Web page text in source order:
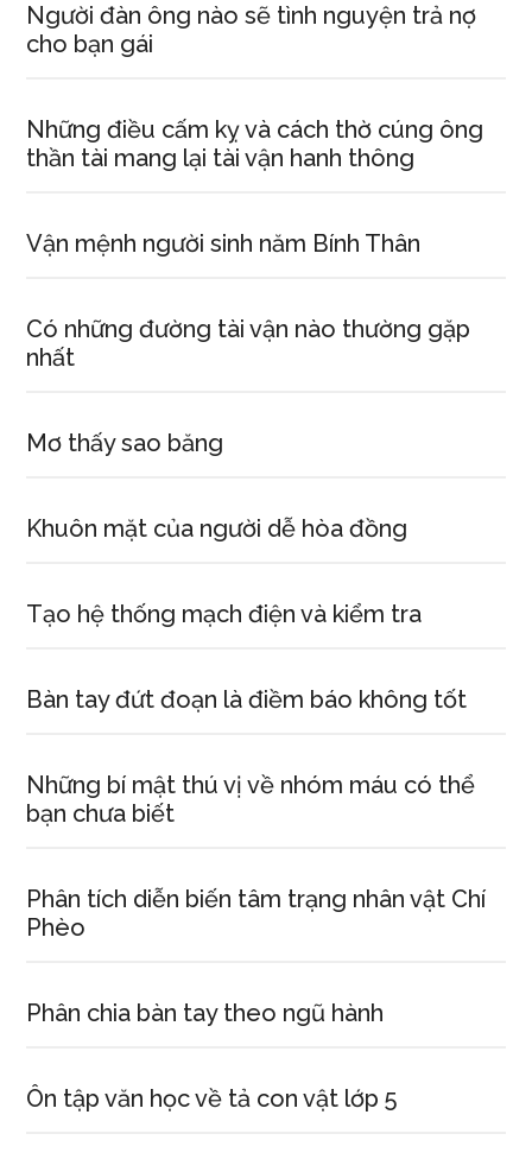
Người đàn ông nào sẽ tình nguyện trả nợ
cho bạn gái
Những điều cấm kỵ và cách thờ cúng ông
thần tài mang lại tài vận hanh thông
Vận mệnh người sinh năm Bính Thân
Có những đường tài vận nào thường gặp
nhất
Mơ thấy sao băng
Khuôn mặt của người dễ hòa đồng
Tạo hệ thống mạch điện và kiểm tra
Bàn tay đứt đoạn là điềm báo không tốt
Những bí mật thú vị về nhóm máu có thể
bạn chưa biết
Phân tích diễn biến tâm trạng nhân vật Chí
Phèo
Phân chia bàn tay theo ngũ hành
Ôn tập văn học về tả con vật lớp 5